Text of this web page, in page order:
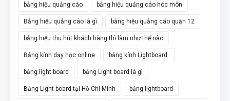
bảng hiệu quảng cáo bảng hiệu quảng cáo hóc môn
Bảng hiệu quảng cáo là gì bảng hiệu quảng cáo quận 12
bảng hiệu thu hút khách hàng thì làm như thế nào
Bảng kính dạy học online bảng kính Lightboard.
bảng light board bảng Light board là gì
Bảng Light board tại Hồ Chí Minh bảng lightboard